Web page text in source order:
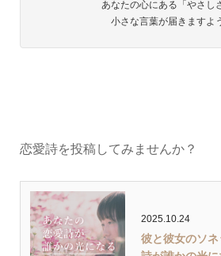
あなたの心にある「やさし
小さな言葉が届きますよ
恋愛詩を投稿してみませんか？
2025.10.24
彼と彼女のソ